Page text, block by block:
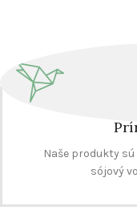
Naše produkty
sójový